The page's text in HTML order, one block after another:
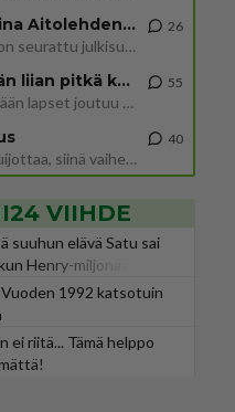
Tiesitkö? Martina Aitolehden isäpuoli on tämä suosittu laulaja
Martina Aitolehti on seurattu julkisuuden henkilö. Lähipiiriin mahtuu muitakin tunnettuja henkilöitä. Tiesitkö, että Ma
26
2 km on nykyään liian pitkä koulumatka
Hesarissa päivitellään lapset joutuu nyt kulkemaan 2 km kouluun jösses. Ruostefillarilla tuo matka menee vaikka miten äk
55
Mutta mies vain tuijottaa, siinä vaiheessa käännän itse pään pois. Mikä juttu? Yleensä jos joku tuijottaa tai katsoo, hä
40
VIIHDE
suuhun elävä Satu sai
Henry-miljonääriltä
1992 katsotuin
ei riitä... Tämä helppo